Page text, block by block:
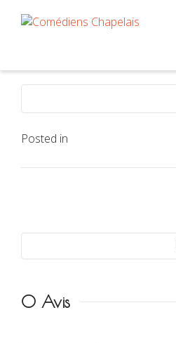
Posted in
0 Avis